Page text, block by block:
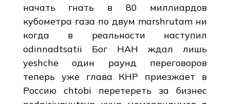
начать гнать в 80 миллиардов
кубометра газа по двум marshrutam ни
когда в реальности наступил
odinnadtsatii Бог НАН ждал лишь
yeshche один раунд переговоров
теперь уже глава КНР приезжает в
Россию chtobi перетереть за бизнес